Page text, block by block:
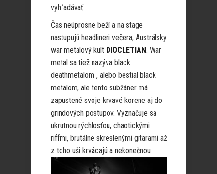
vyhľadávať.
Čas neúprosne beží a na stage
nastupujú headlineri večera, Austrálsky
war metalový kult DIOCLETIAN. War
metal sa tiež nazýva black
deathmetalom , alebo bestial black
metalom, ale tento subžáner má
zapustené svoje krvavé korene aj do
grindových postupov. Vyznačuje sa
ukrutnou rýchlosťou, chaotickými
riffmi, brutálne skreslenými gitarami až
z toho uši krvácajú a nekonečnou